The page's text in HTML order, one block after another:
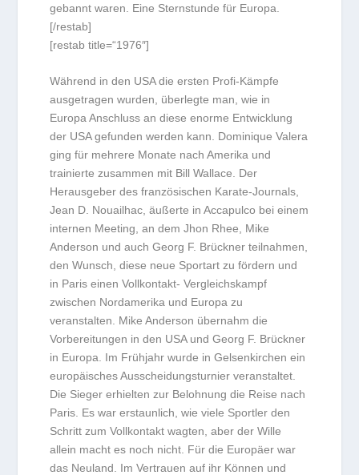
gebannt waren. Eine Sternstunde für Europa.
[/restab]
[restab title=“1976″]
Während in den USA die ersten Profi-Kämpfe
ausgetragen wurden, überlegte man, wie in
Europa Anschluss an diese enorme Entwicklung
der USA gefunden werden kann. Dominique Valera
ging für mehrere Monate nach Amerika und
trainierte zusammen mit Bill Wallace. Der
Herausgeber des französischen Karate-Journals,
Jean D. Nouailhac, äußerte in Accapulco bei einem
internen Meeting, an dem Jhon Rhee, Mike
Anderson und auch Georg F. Brückner teilnahmen,
den Wunsch, diese neue Sportart zu fördern und
in Paris einen Vollkontakt- Vergleichskampf
zwischen Nordamerika und Europa zu
veranstalten. Mike Anderson übernahm die
Vorbereitungen in den USA und Georg F. Brückner
in Europa. Im Frühjahr wurde in Gelsenkirchen ein
europäisches Ausscheidungsturnier veranstaltet.
Die Sieger erhielten zur Belohnung die Reise nach
Paris. Es war erstaunlich, wie viele Sportler den
Schritt zum Vollkontakt wagten, aber der Wille
allein macht es noch nicht. Für die Europäer war
das Neuland. Im Vertrauen auf ihr Können und